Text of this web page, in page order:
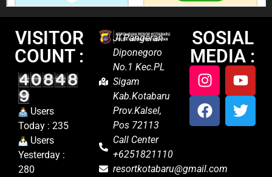
VISITOR
COUNT :
Users
Today : 235
Users
Yesterday :
280
Jl.Pangeran
Diponegoro
No.1 Kec.PL
Sigam
Kab.Kotabaru
Prov.Kalsel,
Pos 72113
Call Center
+6251821110
resortkotabaru@gmail.com
SOSIAL
MEDIA :